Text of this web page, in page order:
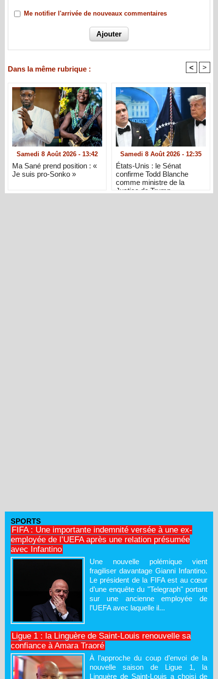
Me notifier l'arrivée de nouveaux commentaires
Dans la même rubrique : < >
Samedi 8 Août 2026 - 13:42
Ma Sané prend position : «
Je suis pro-Sonko »
Samedi 8 Août 2026 - 12:35
États-Unis : le Sénat
confirme Todd Blanche
comme ministre de la
Justice de Trump
SPORTS
FIFA : Une importante indemnité versée à une ex-
employée de l’UEFA après une relation présumée
avec Infantino
Une nouvelle polémique vient
fragiliser davantage Gianni Infantino.
Le président de la FIFA est au cœur
d’une enquête du "Telegraph" portant
sur une ancienne employée de
l’UEFA avec laquelle il...
Ligue 1 : la Linguère de Saint-Louis renouvelle sa
confiance à Amara Traoré
À l’approche du coup d’envoi de la
nouvelle saison de Ligue 1, la
Linguère de Saint-Louis a choisi de